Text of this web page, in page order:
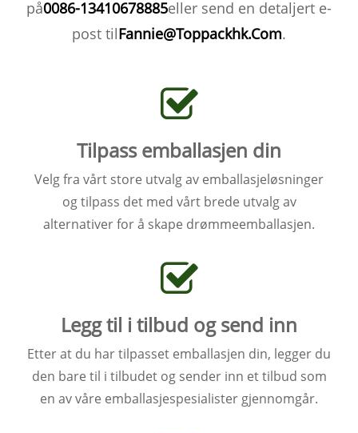
på0086-13410678885eller send en detaljert e-
post tilFannie@Toppackhk.Com.
Tilpass emballasjen din
Velg fra vårt store utvalg av emballasjeløsninger
og tilpass det med vårt brede utvalg av
alternativer for å skape drømmeemballasjen.
Legg til i tilbud og send inn
Etter at du har tilpasset emballasjen din, legger du
den bare til i tilbudet og sender inn et tilbud som
en av våre emballasjespesialister gjennomgår.